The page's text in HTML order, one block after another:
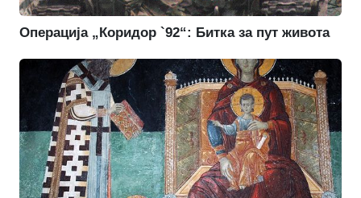
Операција „Коридор `92“: Битка за пут живота